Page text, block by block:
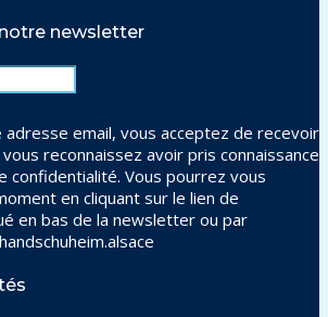
newsletter
email, vous acceptez de recevoir
reconnaissez avoir pris connaissance
confidentialité. Vous pourrez vous
en cliquant sur le lien de
en bas de la newsletter ou par